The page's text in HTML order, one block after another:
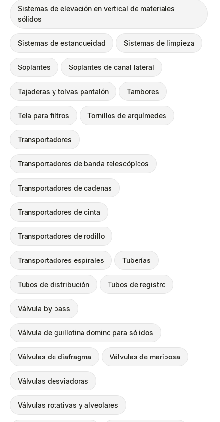
Sistemas de elevación en vertical de materiales
sólidos
Sistemas de estanqueidad Sistemas de limpieza
Soplantes Soplantes de canal lateral
Tajaderas y tolvas pantalón Tambores
Tela para filtros Tornillos de arquímedes
Transportadores
Transportadores de banda telescópicos
Transportadores de cadenas
Transportadores de cinta
Transportadores de rodillo
Transportadores espirales Tuberías
Tubos de distribución Tubos de registro
Válvula by pass
Válvula de guillotina domino para sólidos
Válvulas de diafragma Válvulas de mariposa
Válvulas desviadoras
Válvulas rotativas y alveolares